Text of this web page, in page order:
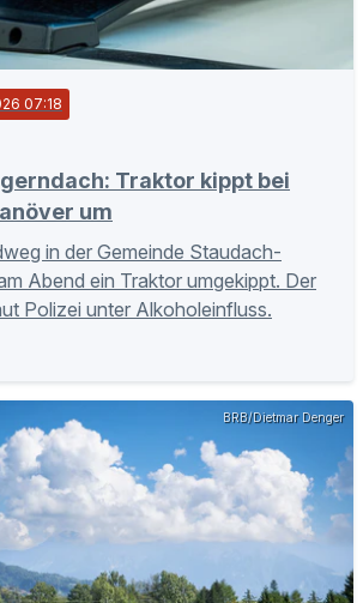
07:18
Traktor kippt bei
um
in der Gemeinde Staudach-
Abend ein Traktor umgekippt. Der
Polizei unter Alkoholeinfluss.
BRB/Dietmar Denger